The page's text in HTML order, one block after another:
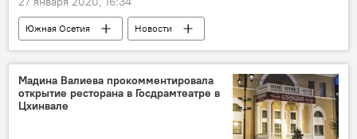
Южная Осетия Новости
Мадина Валиева прокомментировала
открытие ресторана в Госдрамтеатре в
Цхинвале